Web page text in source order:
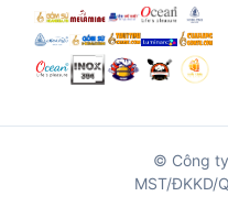
© Công ty
MST/ĐKKD/